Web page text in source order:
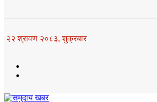
२२ श्रावण २०८३, शुक्रबार